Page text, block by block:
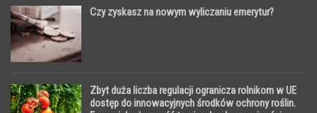
Czy zyskasz na nowym wyliczaniu emerytur?
Zbyt duża liczba regulacji ogranicza rolnikom w UE
dostęp do innowacyjnych środków ochrony roślin.